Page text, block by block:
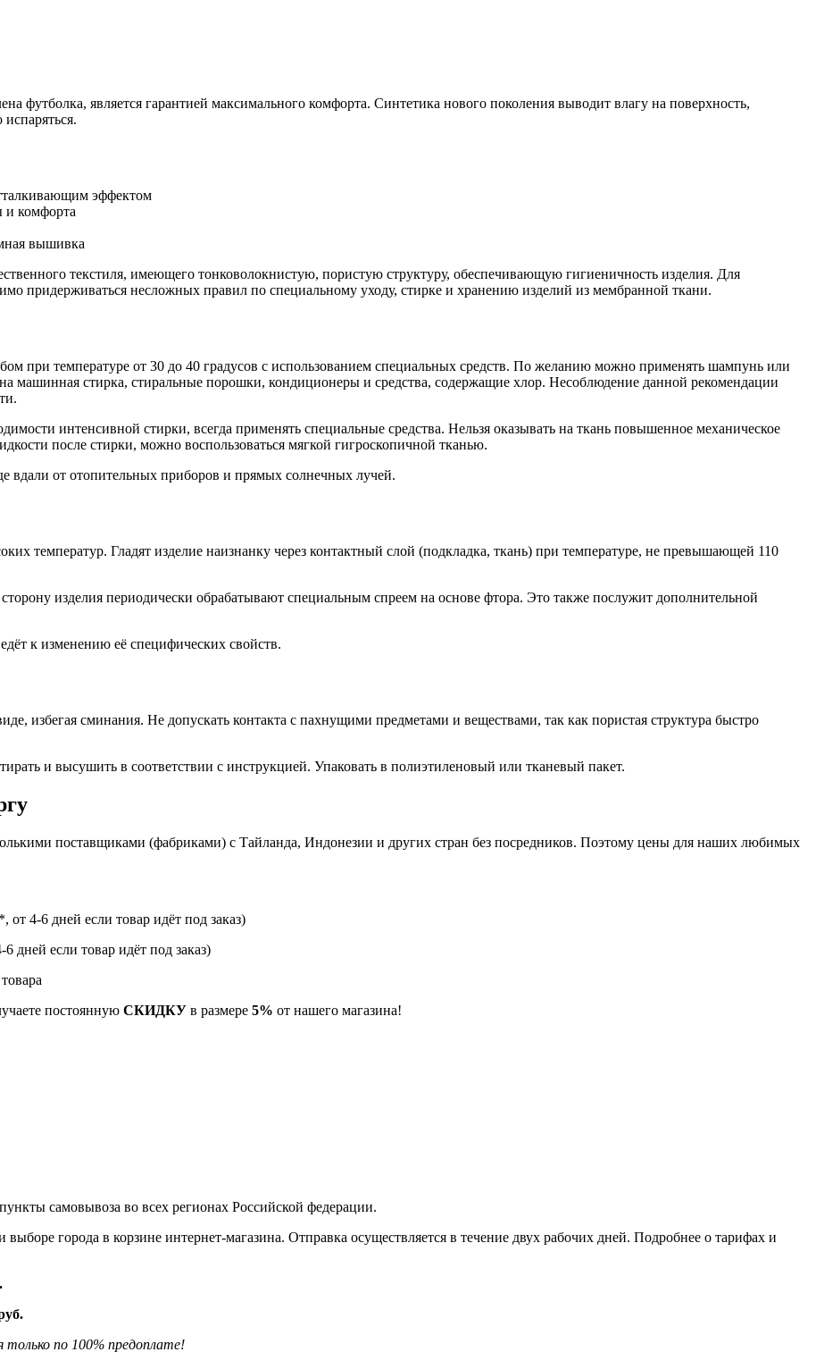
футболка, является гарантией максимального комфорта. Синтетика нового поколения выводит влагу на поверхность,
эффектом
комфорта
вышивка
текстиля, имеющего тонковолокнистую, пористую структуру, обеспечивающую гигиеничность изделия. Для
придерживаться несложных правил по специальному уходу, стирке и хранению изделий из мембранной ткани.
при температуре от 30 до 40 градусов с использованием специальных средств. По желанию можно применять шампунь или
машинная стирка, стиральные порошки, кондиционеры и средства, содержащие хлор. Несоблюдение данной рекомендации
интенсивной стирки, всегда применять специальные средства. Нельзя оказывать на ткань повышенное механическое
после стирки, можно воспользоваться мягкой гигроскопичной тканью.
вдали от отопительных приборов и прямых солнечных лучей.
температур. Гладят изделие наизнанку через контактный слой (подкладка, ткань) при температуре, не превышающей 110
изделия периодически обрабатывают специальным спреем на основе фтора. Это также послужит дополнительной
к изменению её специфических свойств.
избегая сминания. Не допускать контакта с пахнущими предметами и веществами, так как пористая структура быстро
и высушить в соответствии с инструкцией. Упаковать в полиэтиленовый или тканевый пакет.
поставщиками (фабриками) с Тайланда, Индонезии и других стран без посредников. Поэтому цены для наших любимых
от 4-6 дней если товар идёт под заказ)
дней если товар идёт под заказ)
постоянную СКИДКУ в размере 5% от нашего магазина!
самовывоза во всех регионах Российской федерации.
города в корзине интернет-магазина. Отправка осуществляется в течение двух рабочих дней. Подробнее о тарифах и
по 100% предоплате!